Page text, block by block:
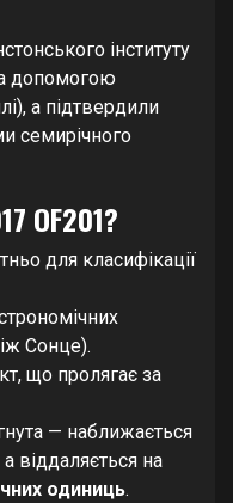
інституту
допомогою
а підтвердили
семирічного
OF201?
для класифікації
Сонце).
що пролягає за
— наближається
віддаляється на
одиниць.